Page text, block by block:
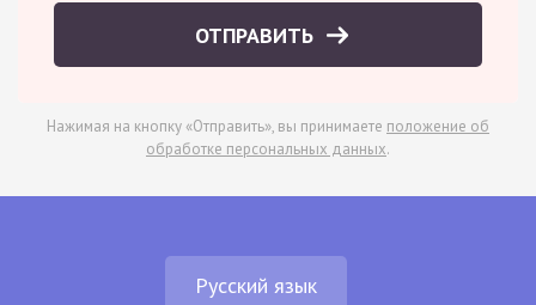
ОТПРАВИТЬ
Нажимая на кнопку «Отправить», вы принимаете положение об
обработке персональных данных.
Русский язык